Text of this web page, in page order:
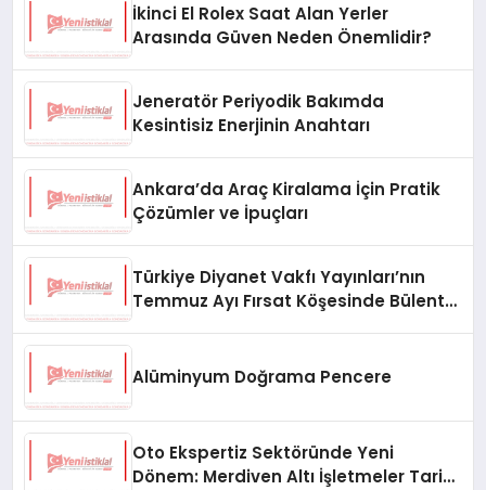
İkinci El Rolex Saat Alan Yerler
Arasında Güven Neden Önemlidir?
Jeneratör Periyodik Bakımda
Kesintisiz Enerjinin Anahtarı
Ankara’da Araç Kiralama İçin Pratik
Çözümler ve İpuçları
Türkiye Diyanet Vakfı Yayınları’nın
Temmuz Ayı Fırsat Köşesinde Bülent
Alüminyum Doğrama Pencere
Oto Ekspertiz Sektöründe Yeni
Dönem: Merdiven Altı İşletmeler Tarih